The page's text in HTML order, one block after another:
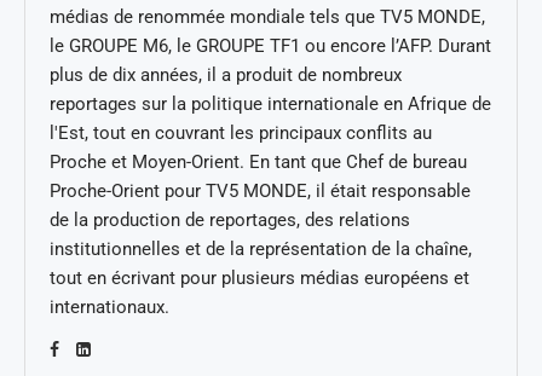
médias de renommée mondiale tels que TV5 MONDE,
le GROUPE M6, le GROUPE TF1 ou encore l’AFP. Durant
plus de dix années, il a produit de nombreux
reportages sur la politique internationale en Afrique de
l'Est, tout en couvrant les principaux conflits au
Proche et Moyen-Orient. En tant que Chef de bureau
Proche-Orient pour TV5 MONDE, il était responsable
de la production de reportages, des relations
institutionnelles et de la représentation de la chaîne,
tout en écrivant pour plusieurs médias européens et
internationaux.